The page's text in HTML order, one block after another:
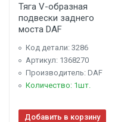
Тяга V-образная
подвески заднего
моста DAF
Код детали: 3286
Артикул: 1368270
Производитель: DAF
Количество: 1шт.
Добавить в корзину